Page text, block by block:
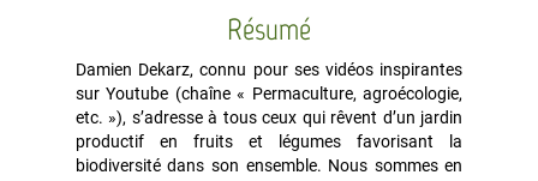
Résumé
Damien Dekarz, connu pour ses vidéos inspirantes
sur Youtube (chaîne « Permaculture, agroécologie,
etc. »), s’adresse à tous ceux qui rêvent d’un jardin
productif en fruits et légumes favorisant la
biodiversité dans son ensemble. Nous sommes en